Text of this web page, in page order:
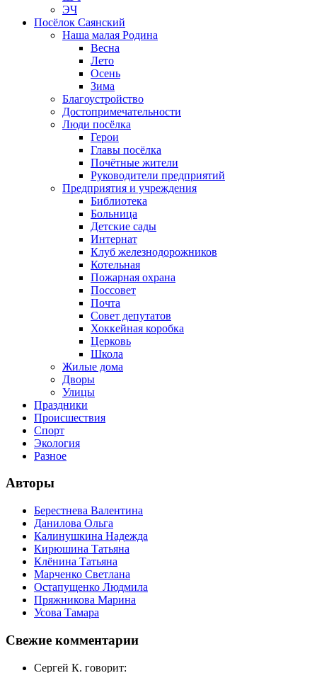
ЭЧ
Посёлок Саянский
Наша малая Родина
Весна
Лето
Осень
Зима
Благоустройство
Достопримечательности
Люди посёлка
Герои
Главы посёлка
Почётные жители
Руководители предприятий
Предприятия и учреждения
Библиотека
Больница
Детские сады
Интернат
Клуб железнодорожников
Котельная
Пожарная охрана
Поссовет
Почта
Совет депутатов
Хоккейная коробка
Церковь
Школа
Жилые дома
Дворы
Улицы
Праздники
Происшествия
Спорт
Экология
Разное
Авторы
Берестнева Валентина
Данилова Ольга
Калинушкина Надежда
Кирюшина Татьяна
Клёнина Татьяна
Марченко Светлана
Остапущенко Людмила
Пряжникова Марина
Усова Тамара
Свежие комментарии
Сергей К. говорит: